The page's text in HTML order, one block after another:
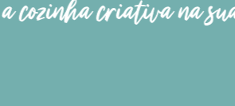
criativa na sua